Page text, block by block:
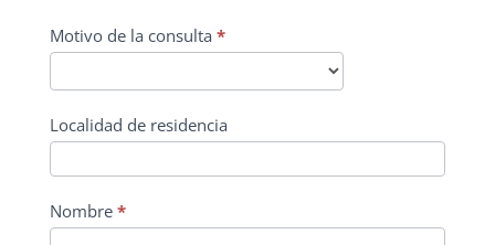
CONTACTO
PRINCIPAL
Motivo de la consulta *
Localidad de residencia
Nombre *